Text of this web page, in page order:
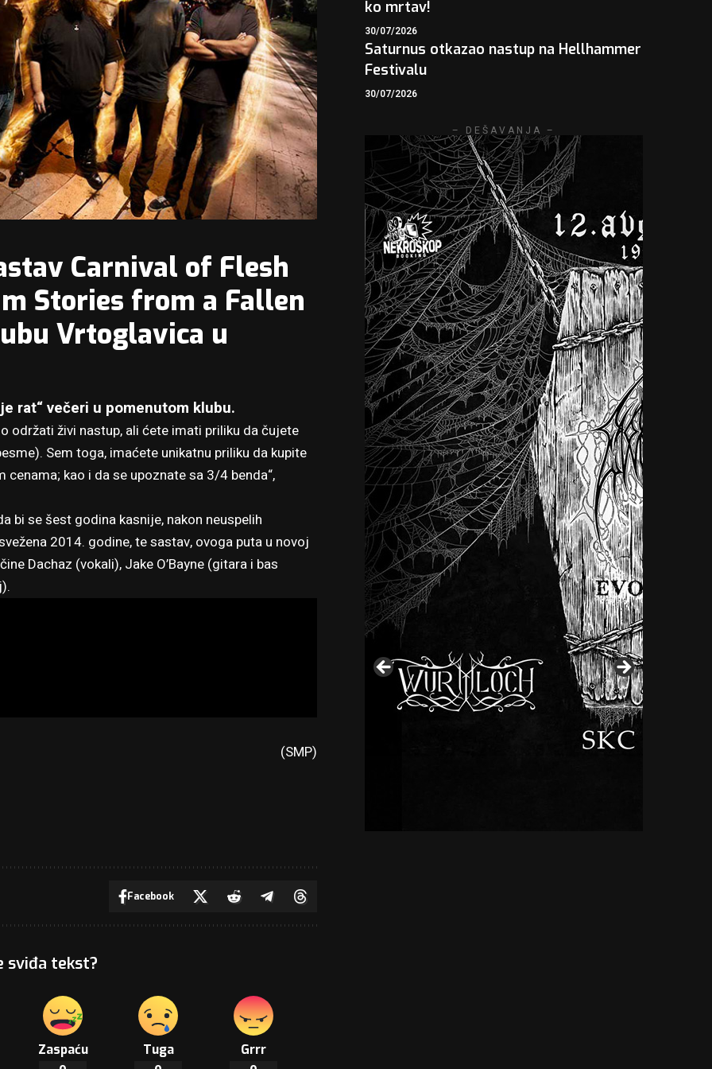
Carnival of Flesh
Stories from a Fallen
Vrtoglavica u
rat“ večeri u pomenutom klubu.
održati živi nastup, ali ćete imati priliku da čujete
Sem toga, imaćete unikatnu priliku da kupite
kao i da se upoznate sa 3/4 benda“,
bi se šest godina kasnije, nakon neuspelih
2014. godine, te sastav, ovoga puta u novoj
Dachaz (vokali), Jake O’Bayne (gitara i bas
(SMP)
Facebook
sviđa tekst?
Zaspaću Tuga Grrr
ko mrtav!
30/07/2026
Saturnus otkazao nastup na Hellhammer
Festivalu
30/07/2026
– DEŠAVANJA –